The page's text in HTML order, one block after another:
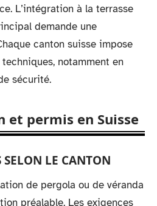
L’intégration à la terrasse
demande une
canton suisse impose
notamment en
sécurité.
et permis en Suisse
LE CANTON
de pergola ou de véranda
préalable. Les exigences